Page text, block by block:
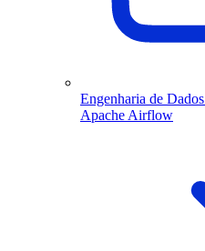
Engenharia de
Apache Airflow